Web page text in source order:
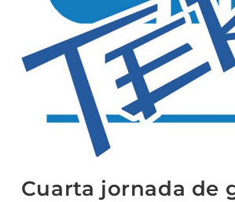
Cuarta jornada de